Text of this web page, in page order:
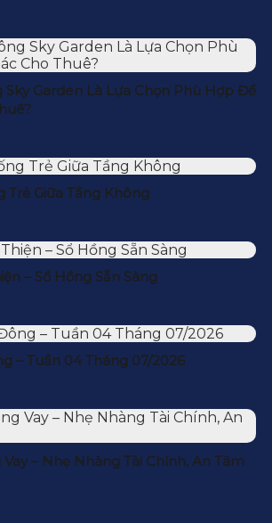
Sky Garden Là Lựa Chọn Phù Hợp Để
Trẻ Giữa Tầng Không
– Sổ Hồng Sẵn Sàng
– Tuần 04 Tháng 07/2026
– Nhẹ Nhàng Tài Chính, An Tâm